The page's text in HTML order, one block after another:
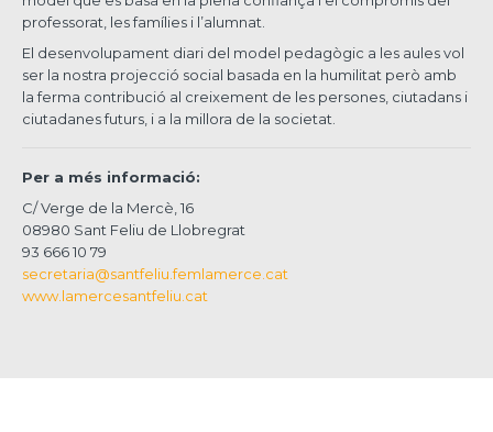
professorat, les famílies i l’alumnat.
El desenvolupament diari del model pedagògic a les aules vol
ser la nostra projecció social basada en la humilitat però amb
la ferma contribució al creixement de les persones, ciutadans i
ciutadanes futurs, i a la millora de la societat.
Per a més informació:
C/ Verge de la Mercè, 16
08980 Sant Feliu de Llobregrat
93 666 10 79
secretaria@santfeliu.femlamerce.cat
www.lamercesantfeliu.cat